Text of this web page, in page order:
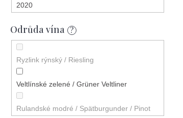
2020
2023
Odrůda vína ?
Ryzlink rýnský / Riesling
Veltlínské zelené / Grüner Veltliner
Rulandské modré / Spätburgunder / Pinot